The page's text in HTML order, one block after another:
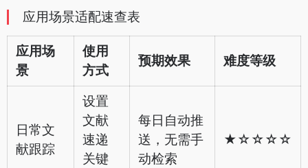
应用场景适配速查表
应用场
景
使用
方式
预期效果 难度等级
日常文
献跟踪
设置
文献
速递
关键
每日自动推
送，无需手
动检索
★☆☆☆☆